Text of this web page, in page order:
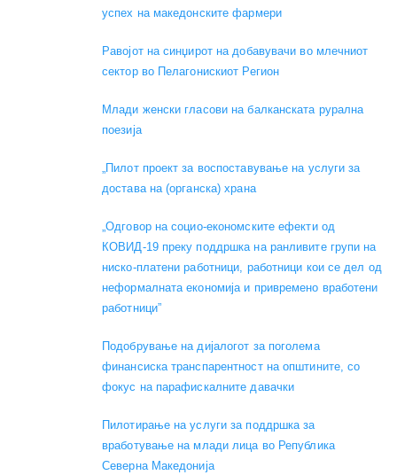
успех на македонските фармери
Равојот на синџирот на добавувачи во млечниот
сектор во Пелагонискиот Регион
Mлади женски гласови на балканската рурална
поезија
„Пилот проект за воспоставување на услуги за
достава на (органска) храна
„Одговор на социо-економските ефекти од
КОВИД-19 преку поддршка на ранливите групи на
ниско-платени работници, работници кои се дел од
неформалната економија и привремено вработени
работници”
Подобрување на дијалогот за поголема
финансиска транспарентност на општините, со
фокус на парафискалните давачки
Пилотирање на услуги за поддршка за
вработување на млади лица во Република
Северна Македонија